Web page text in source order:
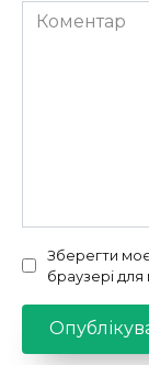
Коментар
Зберегти
браузері для